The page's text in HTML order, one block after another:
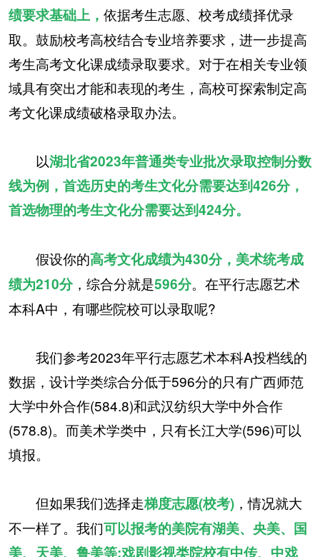
绩要求基础上， 依据考生志愿、校考成绩择优录
取。鼓励校考高校结合专业培养要求，进一步提高
考生高考文化课成绩录取要求。对于在相关专业领
域具有突出才能和表现的考生，高校可探索制定高
考文化课成绩破格录取办法。
以湖北省2023年普通类专业批次录取控制分数
线为例，首选历史的考生文化分需要达到426分，
首选物理的考生文化分需要达到424分。
假设你的高考文化成绩为430分，美术统考成
绩为210分，综合分就是596分。在平行志愿艺术
本科A中，有哪些院校可以录取呢?
我们参考2023年平行志愿艺术本科A投档线的
数据，设计学类综合分低于596分的只有广西师范
大学中外合作(584.8)和武汉纺织大学中外合作
(578.8)。而美术学类中，只有长江大学(596)可以
填报。
但如果我们选择走梯度志愿(校考)，情况就大
不一样了。我们可以报考的美院有湖美、央美、国
美、天美、鲁美等;戏剧影视类院校有中传、中戏